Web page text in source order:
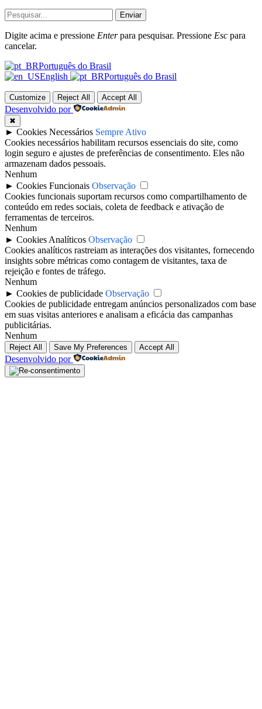
Enviar
Digite acima e pressione Enterpara pesquisar. Pressione Esc para
cancelar.
Português do Brasil
English
Português do Brasil
Customize Reject All Accept All
Desenvolvido por
✖
► Cookies Necessários Sempre Ativo
Cookies necessários habilitam recursos essenciais do site, como
login seguro e ajustes de preferências de consentimento. Eles não
armazenam dados pessoais.
Nenhum
► Cookies Funcionais Observação
Cookies funcionais suportam recursos como compartilhamento de
conteúdo em redes sociais, coleta de feedback e ativação de
ferramentas de terceiros.
Nenhum
► Cookies Analíticos Observação
Cookies analíticos rastreiam as interações dos visitantes, fornecendo
insights sobre métricas como contagem de visitantes, taxa de
rejeição e fontes de tráfego.
Nenhum
► Cookies de publicidade Observação
Cookies de publicidade entregam anúncios personalizados com base
em suas visitas anteriores e analisam a eficácia das campanhas
publicitárias.
Nenhum
Reject All Save My Preferences Accept All
Desenvolvido por